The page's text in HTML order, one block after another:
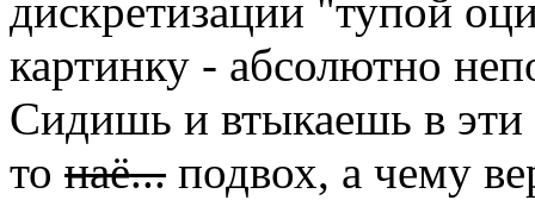
дискретизации "тупой
картинку - абсолютно
Сидишь и втыкаешь в эти
то наё... подвох, а чему